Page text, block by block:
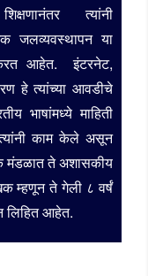
शिक्षणानंतर त्यांनी
जलव्यवस्थापन या
करत आहेत. इंटरनेट,
हे त्यांच्या आवडीचे
भाषांमध्ये माहिती
त्यांनी काम केले असून
मंडळात ते अशासकीय
म्हणून ते गेली ८ वर्षं
लिहित आहेत.